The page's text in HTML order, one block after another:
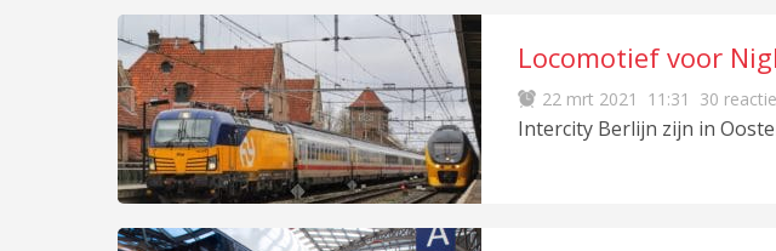
Locomotief voor
22 mrt 2021 11:31 30
Intercity Berlijn zijn in